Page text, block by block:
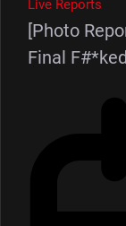
Live Reports
[Photo
Final